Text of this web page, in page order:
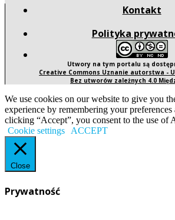
Kontakt
Polityka
Utwory na tym portalu są
Creative Commons Uznanie autorstwa -
Bez utworów zależnych 4.0
We use cookies on our website to give you
experience by remembering your
clicking “Accept”, you consent to the use of
Cookie settings ACCEPT
Close
Prywatność